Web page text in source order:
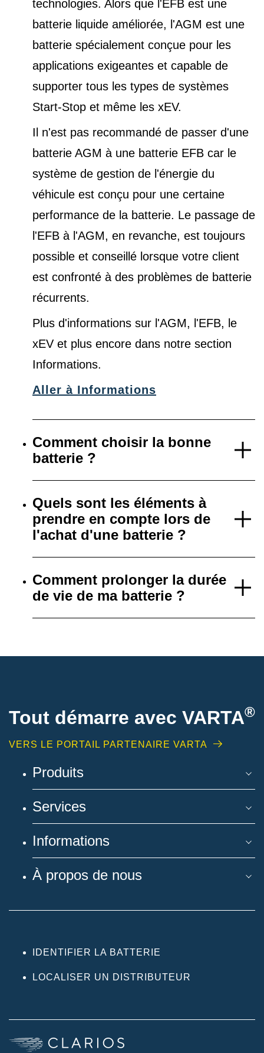
technologies. Alors que l'EFB est une
batterie liquide améliorée, l'AGM est une
batterie spécialement conçue pour les
applications exigeantes et capable de
supporter tous les types de systèmes
Start-Stop et même les xEV.
Il n'est pas recommandé de passer d'une
batterie AGM à une batterie EFB car le
système de gestion de l'énergie du
véhicule est conçu pour une certaine
performance de la batterie. Le passage de
l'EFB à l'AGM, en revanche, est toujours
possible et conseillé lorsque votre client
est confronté à des problèmes de batterie
récurrents.
Plus d'informations sur l'AGM, l'EFB, le
xEV et plus encore dans notre section
Informations.
Aller à Informations
Comment choisir la bonne
batterie ?
Quels sont les éléments à
prendre en compte lors de
l'achat d'une batterie ?
Comment prolonger la durée
de vie de ma batterie ?
Tout démarre avec VARTA®
VERS LE PORTAIL PARTENAIRE VARTA
Produits
Services
Informations
À propos de nous
IDENTIFIER LA BATTERIE
LOCALISER UN DISTRIBUTEUR